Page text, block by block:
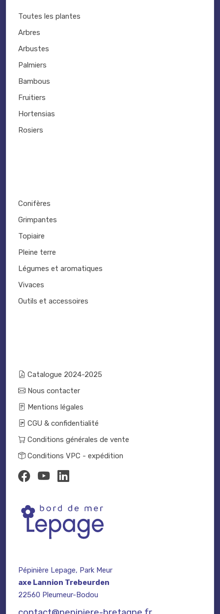
Toutes les plantes
Arbres
Arbustes
Palmiers
Bambous
Fruitiers
Hortensias
Rosiers
Conifères
Grimpantes
Topiaire
Pleine terre
Légumes et aromatiques
Vivaces
Outils et accessoires
Catalogue 2024-2025
Nous contacter
Mentions légales
CGU & confidentialité
Conditions générales de vente
Conditions VPC - expédition
Pépinière Lepage, Park Meur
axe Lannion Trebeurden
22560 Pleumeur-Bodou